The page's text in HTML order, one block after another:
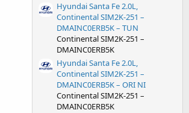
Hyundai Santa Fe 2.0L,
Continental SIM2K-251 –
DMAINC0ERB5K – TUN
Continental SIM2K-251 –
DMAINC0ERB5K
Hyundai Santa Fe 2.0L,
Continental SIM2K-251 –
DMAINC0ERB5K – ORI NI
Continental SIM2K-251 –
DMAINC0ERB5K